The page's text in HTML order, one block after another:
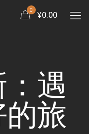
0 ¥0.00
遇
旅